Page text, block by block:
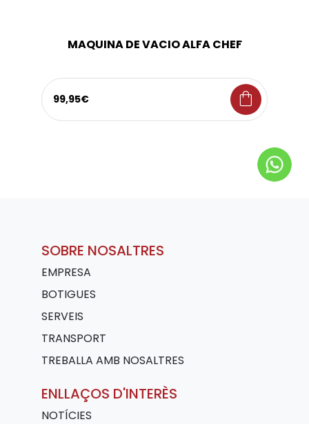
MAQUINA DE VACIO ALFA CHEF
99,95€ shopping_bag
SOBRE NOSALTRES
EMPRESA
BOTIGUES
SERVEIS
TRANSPORT
TREBALLA AMB NOSALTRES
ENLLAÇOS D'INTERÈS
NOTÍCIES